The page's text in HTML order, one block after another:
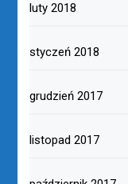
luty 2018
styczeń 2018
grudzień 2017
listopad 2017